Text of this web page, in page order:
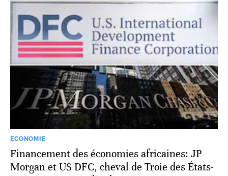
ECONOMIE
Financement des économies africaines: JP
Morgan et US DFC, cheval de Troie des États-